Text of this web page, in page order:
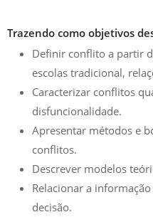
Trazendo como objetivos
Definir conflito a partir
escolas tradicional,
Caracterizar conflitos
disfuncionalidade.
Apresentar métodos e
conflitos.
Descrever modelos
Relacionar a
decisão.